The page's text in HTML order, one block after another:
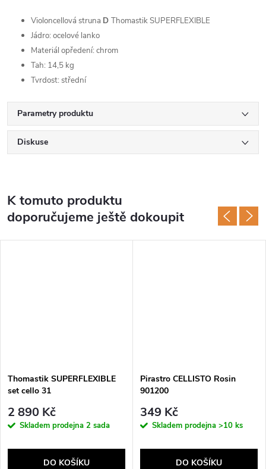
Violoncellová struna D Thomastik SUPERFLEXIBLE
Jádro: ocelové lanko
Materiál opředení: chrom
Tah: 14,5 kg
Tvrdost: střední
Parametry produktu
Diskuse
K tomuto produktu
doporučujeme ještě dokoupit
Thomastik SUPERFLEXIBLE
set cello 31
2 890 Kč
Skladem prodejna 2 sada
DO KOŠÍKU
Pirastro CELLISTO Rosin
901200
349 Kč
Skladem prodejna >10 ks
DO KOŠÍKU